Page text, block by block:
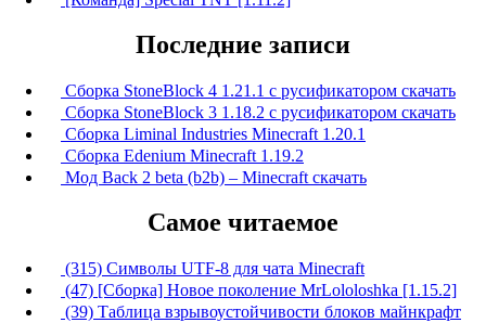
Последние записи
Сборка StoneBlock 4 1.21.1 с русификатором скачать
Сборка StoneBlock 3 1.18.2 с русификатором скачать
Сборка Liminal Industries Minecraft 1.20.1
Сборка Edenium Minecraft 1.19.2
Мод Back 2 beta (b2b) – Minecraft скачать
Самое читаемое
(315) Символы UTF-8 для чата Minecraft
(47) [Сборка] Новое поколение MrLololoshka [1.15.2]
(39) Таблица взрывоустойчивости блоков майнкрафт